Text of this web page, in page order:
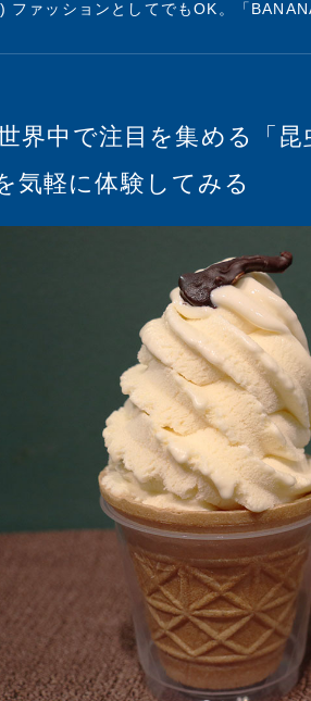
ファッションとしてでもOK。「
界中で注目を集める「
気軽に体験してみる